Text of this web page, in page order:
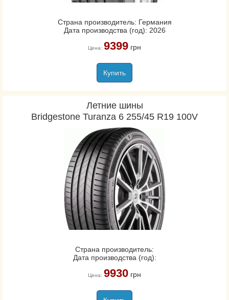
Страна производитель: Германия
Дата производства (год): 2026
Цена: 9399грн
Купить
Летние шины
Bridgestone Turanza 6 255/45 R19 100V
Страна производитель:
Дата производства (год):
Цена: 9930грн